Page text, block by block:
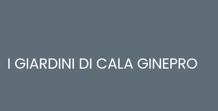
I GIARDINI DI CALA GINEPRO